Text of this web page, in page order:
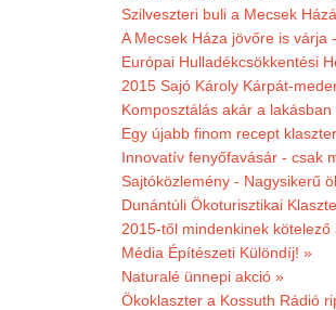
Szilveszteri buli a Mecsek
A Mecsek Háza jövőre is várja
Európai Hulladékcsökkentési
2015 Sajó Károly Kárpát-
Komposztálás akár a lakásban
Egy újabb finom recept
Innovatív fenyőfavásár - csak
Sajtóközlemény - Nagysikerű
Dunántúli Ökoturisztikai
2015-től mindenkinek
Média Építészeti Különdíj! »
Naturalé ünnepi akció »
Ökoklaszter a Kossuth Rádió